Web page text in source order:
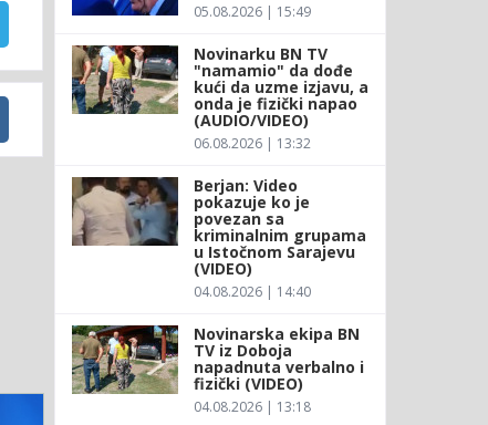
05.08.2026 | 15:49
Novinarku BN TV
"namamio" da dođe
kući da uzme izjavu, a
onda je fizički napao
(AUDIO/VIDEO)
06.08.2026 | 13:32
Berjan: Video
pokazuje ko je
povezan sa
kriminalnim grupama
u Istočnom Sarajevu
(VIDEO)
04.08.2026 | 14:40
Novinarska ekipa BN
TV iz Doboja
napadnuta verbalno i
fizički (VIDEO)
04.08.2026 | 13:18